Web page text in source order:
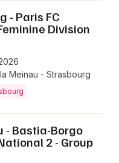
- Paris FC
Division
Meinau - Strasbourg
- Bastia-Borgo
2 - Group